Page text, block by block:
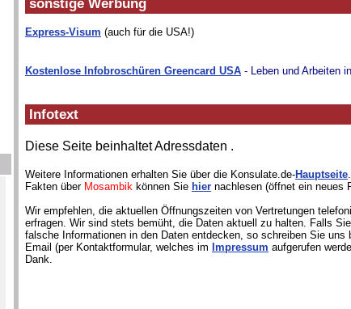
sonstige Werbung
Express-Visum (auch für die USA!)
Kostenlose Infobroschüren Greencard USA - Leben und Arbeiten
Infotext
Diese Seite beinhaltet Adressdaten .
Weitere Informationen erhalten Sie über die Konsulate.de-Hauptseite
Fakten über Mosambik können Sie hier nachlesen (öffnet ein neues
Wir empfehlen, die aktuellen Öffnungszeiten von Vertretungen
erfragen. Wir sind stets bemüht, die Daten aktuell zu halten. Falls
falsche Informationen in den Daten entdecken, so schreiben Sie uns
Email (per Kontaktformular, welches im Impressum aufgerufen
Dank.